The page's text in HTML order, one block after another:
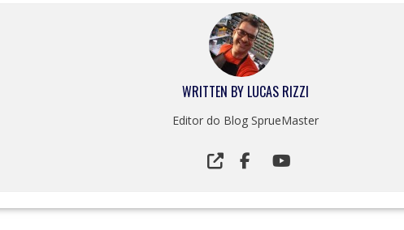
WRITTEN BY LUCAS RIZZI
Editor do Blog SprueMaster